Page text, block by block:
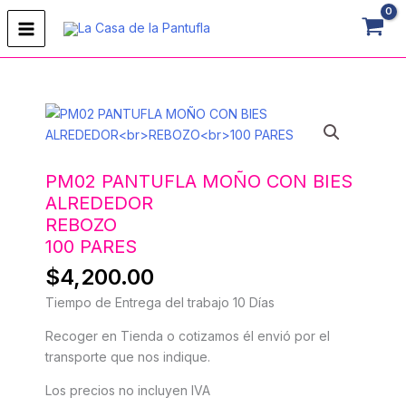
contenido
PM02 PANTUFLA MOÑO CON BIES
ALREDEDOR
REBOZO
100 PARES
$4,200.00
Tiempo de Entrega del trabajo 10 Días
Recoger en Tienda o cotizamos él envió por el
transporte que nos indique.
Los precios no incluyen IVA
PM02
PANTUFLA
CON
BIES
ALREDEDORREBOZO100
PARES